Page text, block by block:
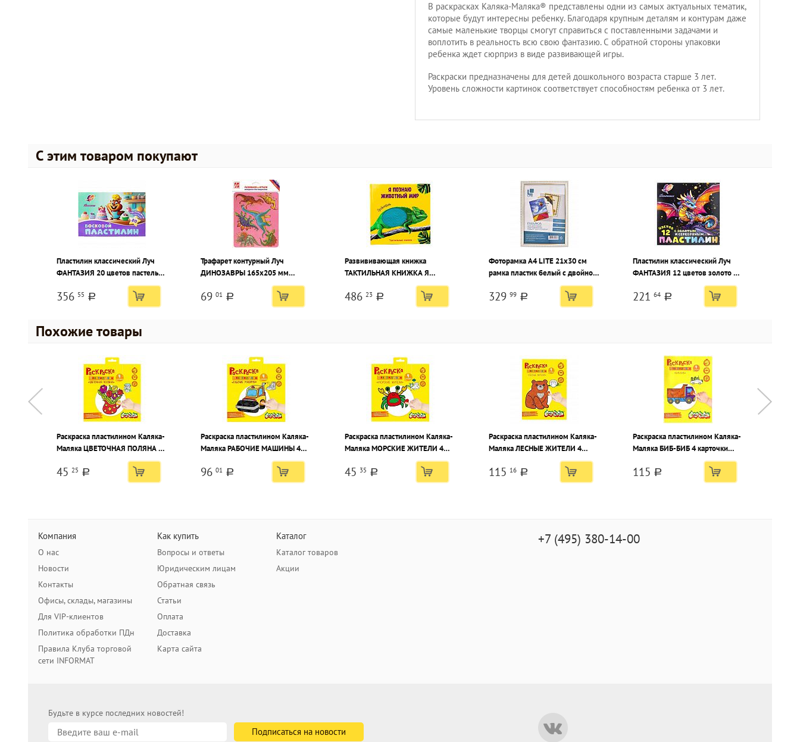
В раскрасках Каляка-Маляка® представлены одни из самых актуальных тематик,
которые будут интересны ребенку. Благодаря крупным деталям и контурам даже
самые маленькие творцы смогут справиться с поставленными задачами и
воплотить в реальность всю свою фантазию. С обратной стороны упаковки
ребенка ждет сюрприз в виде развивающей игры.
Раскраски предназначены для детей дошкольного возраста старше 3 лет.
Уровень сложности картинок соответствует способностям ребенка от 3 лет.
С этим товаром покупают
Пластилин классический Луч
ФАНТАЗИЯ 20 цветов пастель
300 г ассорти, со стеком
356 55 a
Трафарет контурный Луч
ДИНОЗАВРЫ 165х205 мм
69 01 a
Развививающая книжка
ТАКТИЛЬНАЯ КНИЖКА Я
ПОЗНАЮ ЖИВОТНЫЙ МИР 7БЦ
486 23 a
Фоторамка А4 LITE 21х30 см
рамка пластик белый с двойной
позолотой, вставка стекло
329 99 a
Пластилин классический Луч
ФАНТАЗИЯ 12 цветов золото и
серебро 230 г ассорти, со
стеком
221 64 a
Похожие товары
Раскраска пластилином Каляка-
Маляка ЦВЕТОЧНАЯ ПОЛЯНА 4
карточки 200х200 мм в папке-
конверте с европодвесом
45 25 a
Раскраска пластилином Каляка-
Маляка РАБОЧИЕ МАШИНЫ 4
карточки 200х200 мм в папке-
конверте с европодвесом
96 01 a
Раскраска пластилином Каляка-
Маляка МОРСКИЕ ЖИТЕЛИ 4
карточки 200х200 мм в папке-
конверте с европодвесом
45 35 a
Раскраска пластилином Каляка-
Маляка ЛЕСНЫЕ ЖИТЕЛИ 4
карточки 297х210 мм в папке
115 16 a
Раскраска пластилином Каляка-
Маляка БИБ-БИБ 4 карточки
115 a
Компания
О нас
Новости
Контакты
Офисы, склады, магазины
Для VIP-клиентов
Политика обработки ПДн
Правила Клуба торговой
сети INFORMAT
Как купить
Вопросы и ответы
Юридическим лицам
Обратная связь
Статьи
Оплата
Доставка
Карта сайта
Каталог
Каталог товаров
Акции
+7 (495) 380-14-00
Будьте в курсе последних новостей!